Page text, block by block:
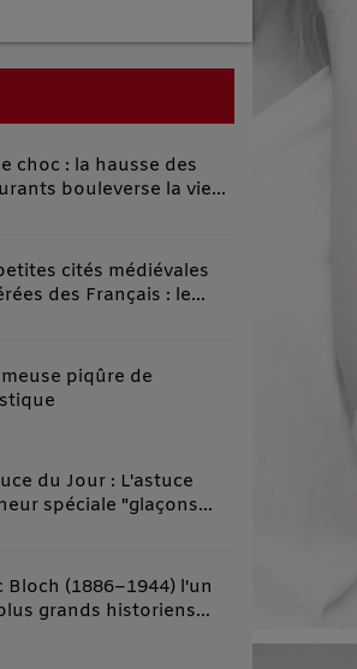
choc : la hausse des
bouleverse la vie
cités médiévales
des Français : le
piqûre de
du Jour : L'astuce
spéciale "glaçons
Bloch (1886–1944) l'un
grands historiens